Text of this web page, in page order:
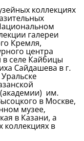
коллекциях
галереи
Кремля,
центра
в селе Кайбицы
Сайдашева в г.
им.
в Москве,
музее,
в Казани, а
коллекциях в